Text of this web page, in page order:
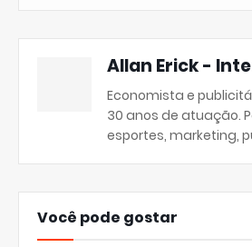
Allan Erick -
Economista e
30 anos de atuação.
esportes, marketing,
Você pode gostar